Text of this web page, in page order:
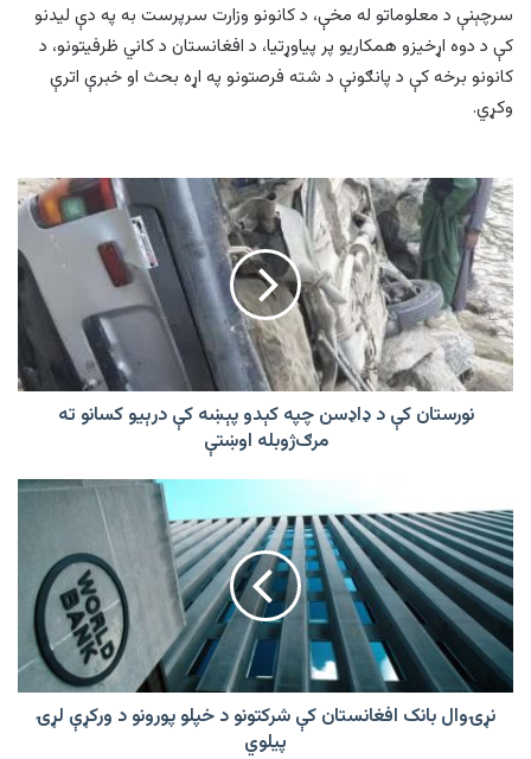
سرچېنې د معلوماتو له مخې، د کانونو وزارت سرپرست به په دې لیدنو
کې د دوه اړخیزو همکاریو پر پیاوړتیا، د افغانستان د کاني ظرفیتونو، د
کانونو برخه کې د پانګونې د شته فرصتونو په اړه بحث او خبرې اترې
وکړي.
نورستان
کې
د
ډاډسن
چپه
کېدو
پېښه
کې
درېیو
نورستان کې د ډاډسن چپه کېدو پېښه کې درېیو کسانو ته
مرګ‌ژوبله اوښتې
بانک
افغانستان
کې
شرکتونو
د
خپلو
پورونو
د
ورکړې
نړۍوال بانک افغانستان کې شرکتونو د خپلو پورونو د ورکړې لړۍ
پیلوي